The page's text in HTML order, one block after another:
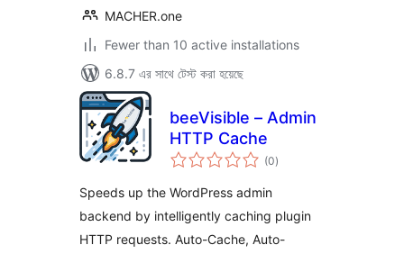
MACHER.one
Fewer than 10 active installations
6.8.7 এর সাথে টেস্ট করা হয়েছে
beeVisible – Admin
HTTP Cache
(0total
ratings
)
Speeds up the WordPress admin
backend by intelligently caching plugin
HTTP requests. Auto-Cache, Auto-